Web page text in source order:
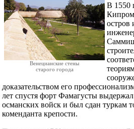
Венецианские стены
старого города
В 1550
остров
доказательством его
лет спустя форт Фамагусты
османских войск и был сдан туркам
коменданта крепости.